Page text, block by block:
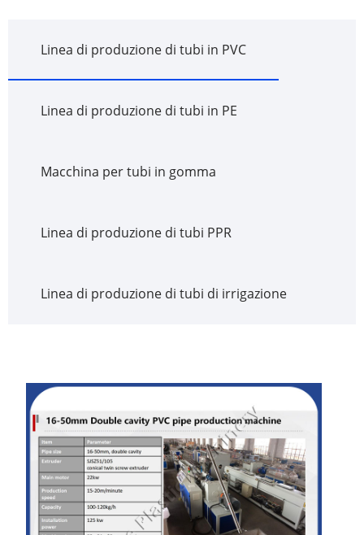
Linea di produzione di tubi in PVC
Linea di produzione di tubi in PE
Macchina per tubi in gomma
Linea di produzione di tubi PPR
Linea di produzione di tubi di irrigazione